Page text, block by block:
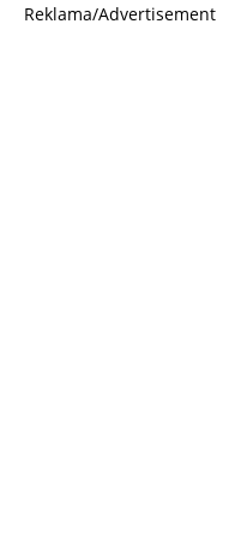
Reklama/Advertisement